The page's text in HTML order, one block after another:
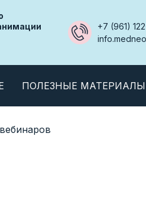
+7 (961)
ПОЛЕЗНЫЕ МАТЕРИАЛЫ